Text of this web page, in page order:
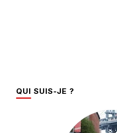
QUI SUIS-JE ?